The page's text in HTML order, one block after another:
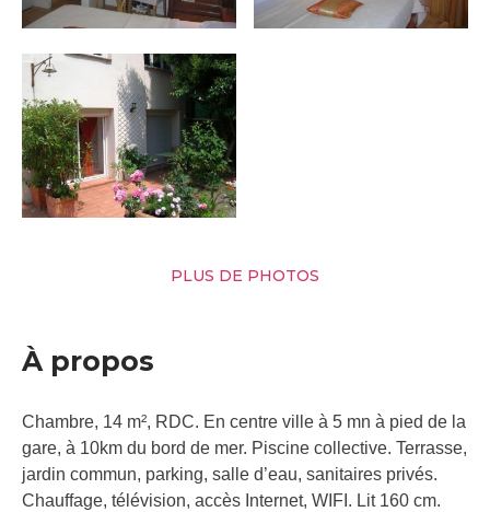
PLUS DE PHOTOS
À propos
Chambre, 14 m², RDC. En centre ville à 5 mn à pied de la
gare, à 10km du bord de mer. Piscine collective. Terrasse,
jardin commun, parking, salle d’eau, sanitaires privés.
Chauffage, télévision, accès Internet, WIFI. Lit 160 cm.